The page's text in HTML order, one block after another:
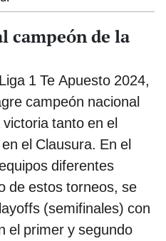
campeón de la
1 Te Apuesto 2024,
campeón nacional
tanto en el
el Clausura. En el
diferentes
de estos torneos, se
(semifinales) con
el primer y segundo